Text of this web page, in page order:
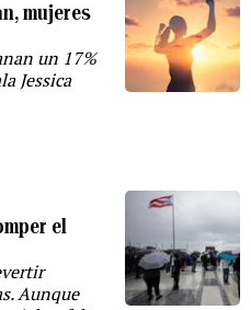
mujeres
un 17%
Jessica
el
Aunque